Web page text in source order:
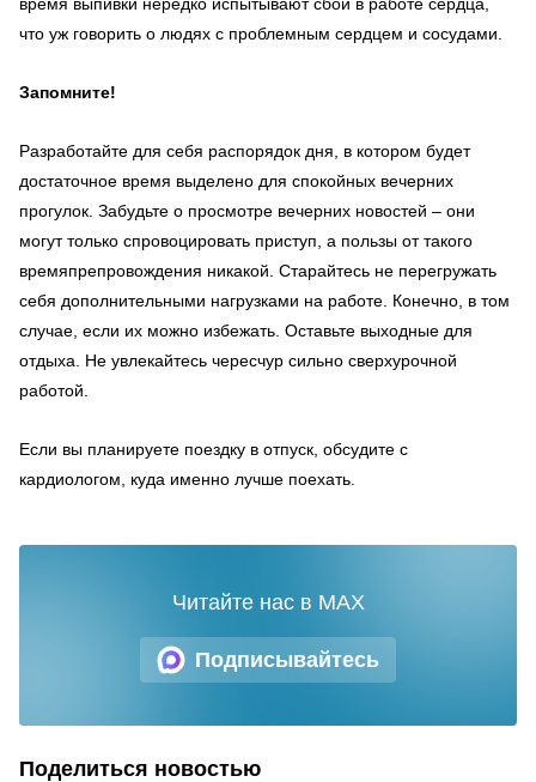
что уж говорить о людях с проблемным сердцем и сосудами.
Запомните!
Разработайте для себя распорядок дня, в котором будет
достаточное время выделено для спокойных вечерних
прогулок. Забудьте о просмотре вечерних новостей – они
могут только спровоцировать приступ, а пользы от такого
времяпрепровождения никакой. Старайтесь не перегружать
себя дополнительными нагрузками на работе. Конечно, в том
случае, если их можно избежать. Оставьте выходные для
отдыха. Не увлекайтесь чересчур сильно сверхурочной
работой.
Если вы планируете поездку в отпуск, обсудите с
кардиологом, куда именно лучше поехать.
Подписывайтесь
Читайте нас в MAX
Поделиться новостью